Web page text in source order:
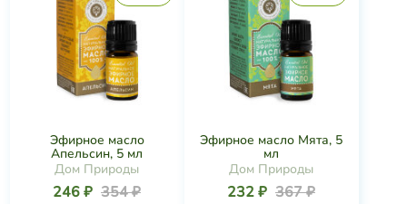
Эфирное масло
Апельсин, 5 мл
Дом Природы
246 ₽ 354 ₽
Эфирное масло Мята, 5
мл
Дом Природы
232 ₽ 367 ₽